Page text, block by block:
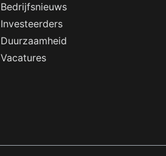
Bedrijfsnieuws
Investeerders
Duurzaamheid
Vacatures